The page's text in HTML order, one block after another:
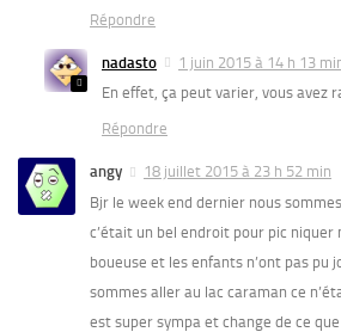
Répondre
nadasto
1 juin 2015 à 14 h 13
En effet, ça peut varier, vous avez
Répondre
angy
18 juillet 2015 à 23 h 52 min
Bjr le week end dernier nous
c’était un bel endroit pour pic
boueuse et les enfants n’ont pas pu
sommes aller au lac caraman ce
est super sympa et change de ce